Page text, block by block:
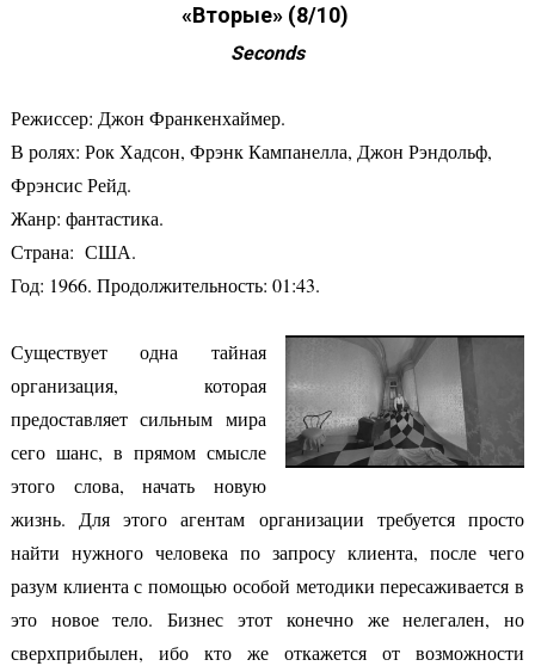
«Вторые» (8/10)
Seconds
Режиссер: Джон Франкенхаймер.
В ролях: Рок Хадсон, Фрэнк Кампанелла, Джон Рэндольф,
Фрэнсис Рейд.
Жанр: фантастика.
Страна: США.
Год: 1966. Продолжительность: 01:43.
Существует одна тайная
организация, которая
предоставляет сильным мира
сего шанс, в прямом смысле
этого слова, начать новую
жизнь. Для этого агентам организации требуется просто
найти нужного человека по запросу клиента, после чего
разум клиента с помощью особой методики пересаживается в
это новое тело. Бизнес этот конечно же нелегален, но
сверхприбылен, ибо кто же откажется от возможности